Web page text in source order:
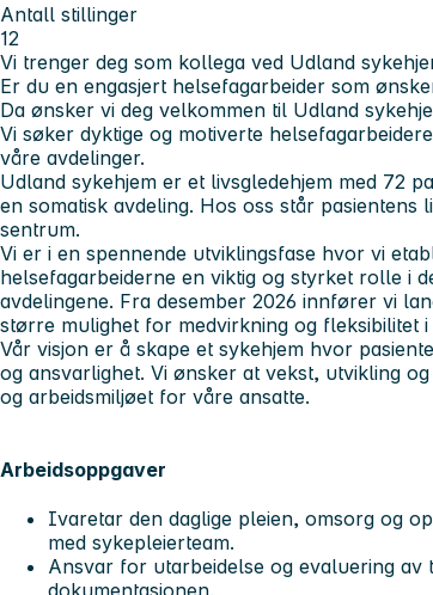
Antall stillinger
12
Vi trenger deg som kollega ved Udland
Er du en engasjert helsefagarbeider som
Da ønsker vi deg velkommen til Udland
Vi søker dyktige og motiverte
våre avdelinger.
Udland sykehjem er et livsgledehjem med 72
en somatisk avdeling. Hos oss står
sentrum.
Vi er i en spennende utviklingsfase hvor vi
helsefagarbeiderne en viktig og styrket rolle i
avdelingene. Fra desember 2026 innfører vi
større mulighet for medvirkning og fleksibilitet i
Vår visjon er å skape et sykehjem hvor
og ansvarlighet. Vi ønsker at vekst, utvikling
og arbeidsmiljøet for våre ansatte.
Arbeidsoppgaver
Ivaretar den daglige pleien, omsorg og
med sykepleierteam.
Ansvar for utarbeidelse og evaluering